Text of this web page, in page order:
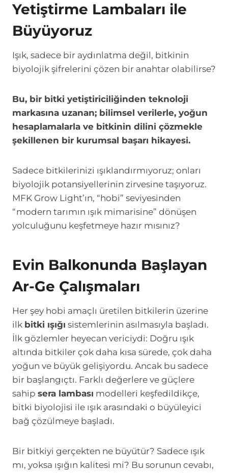
Yetiştirme Lambaları ile
Büyüyoruz
Işık, sadece bir aydınlatma değil, bitkinin
biyolojik şifrelerini çözen bir anahtar olabilirse?
Bu, bir bitki yetiştiriciliğinden teknoloji
markasına uzanan; bilimsel verilerle, yoğun
hesaplamalarla ve bitkinin dilini çözmekle
şekillenen bir kurumsal başarı hikayesi.
Sadece bitkilerinizi ışıklandırmıyoruz; onları
biyolojik potansiyellerinin zirvesine taşıyoruz.
MFK Grow Light’ın, “hobi” seviyesinden
“modern tarımın ışık mimarisine” dönüşen
yolculuğunu keşfetmeye hazır mısınız?
Evin Balkonunda Başlayan
Ar-Ge Çalışmaları
Her şey hobi amaçlı üretilen bitkilerin üzerine
ilk bitki ışığı sistemlerinin asılmasıyla başladı.
İlk gözlemler heyecan vericiydi: Doğru ışık
altında bitkiler çok daha kısa sürede, çok daha
yoğun ve büyük gelişiyordu. Ancak bu sadece
bir başlangıçtı. Farklı değerlere ve güçlere
sahip sera lambası modelleri keşfedildikçe,
bitki biyolojisi ile ışık arasındaki o büyüleyici
bağ çözülmeye başladı.
Bir bitkiyi gerçekten ne büyütür? Sadece ışık
mı, yoksa ışığın kalitesi mi? Bu sorunun cevabı,